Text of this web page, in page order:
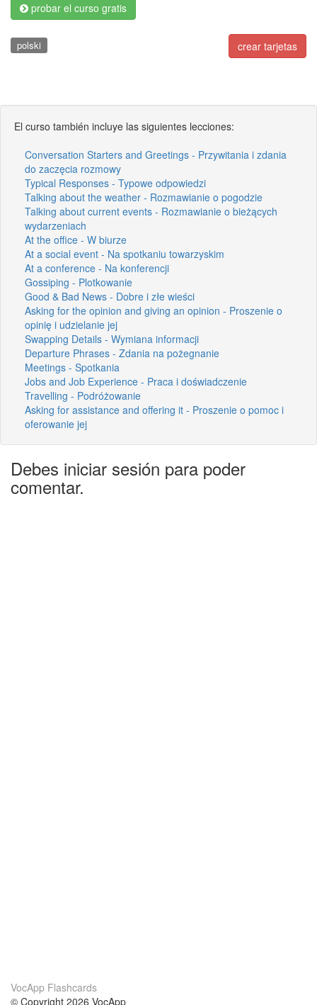
probar el curso gratis
crear tarjetas
polski
El curso también incluye las siguientes lecciones:
Conversation Starters and Greetings - Przywitania i zdania
do zaczęcia rozmowy
Typical Responses - Typowe odpowiedzi
Talking about the weather - Rozmawianie o pogodzie
Talking about current events - Rozmawianie o bieżących
wydarzeniach
At the office - W biurze
At a social event - Na spotkaniu towarzyskim
At a conference - Na konferencji
Gossiping - Plotkowanie
Good & Bad News - Dobre i złe wieści
Asking for the opinion and giving an opinion - Proszenie o
opinię i udzielanie jej
Swapping Details - Wymiana informacji
Departure Phrases - Zdania na pożegnanie
Meetings - Spotkania
Jobs and Job Experience - Praca i doświadczenie
Travelling - Podróżowanie
Asking for assistance and offering it - Proszenie o pomoc i
oferowanie jej
Debes iniciar sesión para poder
comentar.
VocApp Flashcards
© Copyright 2026 VocApp